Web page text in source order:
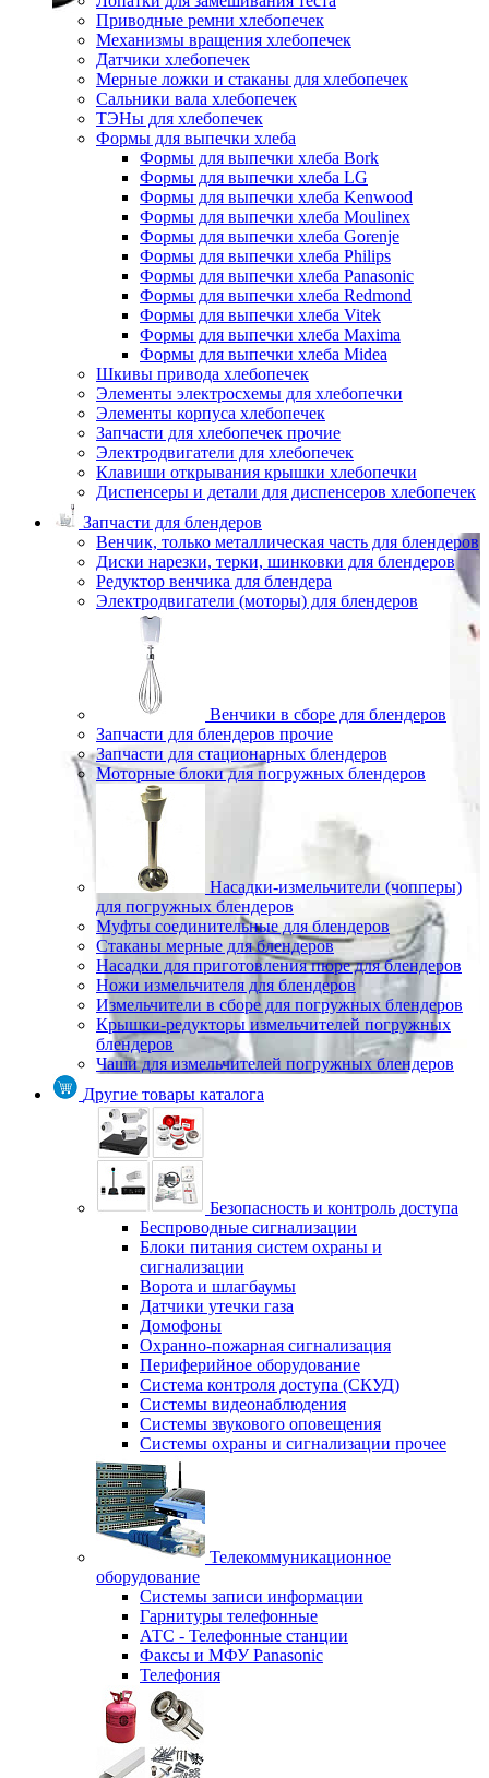
Приводные ремни хлебопечек
Механизмы вращения хлебопечек
Датчики хлебопечек
Мерные ложки и стаканы для хлебопечек
Сальники вала хлебопечек
ТЭНы для хлебопечек
Формы для выпечки хлеба
Формы для выпечки хлеба Bork
Формы для выпечки хлеба LG
Формы для выпечки хлеба Kenwood
Формы для выпечки хлеба Moulinex
Формы для выпечки хлеба Gorenje
Формы для выпечки хлеба Philips
Формы для выпечки хлеба Panasonic
Формы для выпечки хлеба Redmond
Формы для выпечки хлеба Vitek
Формы для выпечки хлеба Maxima
Формы для выпечки хлеба Midea
Шкивы привода хлебопечек
Элементы электросхемы для хлебопечки
Элементы корпуса хлебопечек
Запчасти для хлебопечек прочие
Электродвигатели для хлебопечек
Клавиши открывания крышки хлебопечки
Диспенсеры и детали для диспенсеров хлебопечек
Запчасти для блендеров
Венчик, только металлическая часть для блендеров
Диски нарезки, терки, шинковки для блендеров
Редуктор венчика для блендера
Электродвигатели (моторы) для блендеров
Венчики в сборе для блендеров
Запчасти для блендеров прочие
Запчасти для стационарных блендеров
Моторные блоки для погружных блендеров
Насадки-измельчители (чопперы)
для погружных блендеров
Муфты соединительные для блендеров
Стаканы мерные для блендеров
Насадки для приготовления пюре для блендеров
Ножи измельчителя для блендеров
Измельчители в сборе для погружных блендеров
Крышки-редукторы измельчителей погружных
блендеров
Чаши для измельчителей погружных блендеров
Другие товары каталога
Безопасность и контроль доступа
Беспроводные сигнализации
Блоки питания систем охраны и
сигнализации
Ворота и шлагбаумы
Датчики утечки газа
Домофоны
Охранно-пожарная сигнализация
Периферийное оборудование
Система контроля доступа (СКУД)
Системы видеонаблюдения
Системы звукового оповещения
Системы охраны и сигнализации прочее
Телекоммуникационное
оборудование
Системы записи информации
Гарнитуры телефонные
АТС - Телефонные станции
Факсы и МФУ Panasonic
Телефония